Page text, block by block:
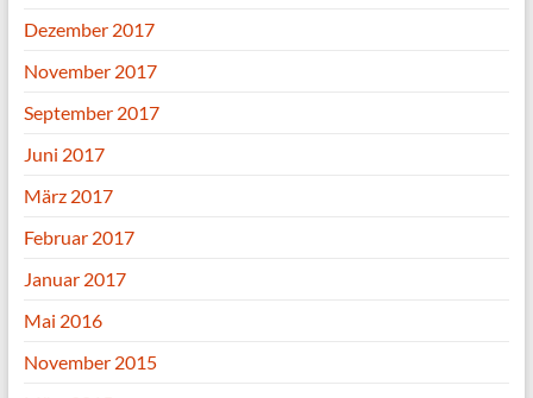
Dezember 2017
November 2017
September 2017
Juni 2017
März 2017
Februar 2017
Januar 2017
Mai 2016
November 2015